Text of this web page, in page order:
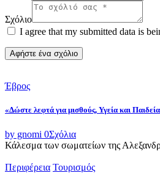
Σχόλιο
I agree that my submitted data is
Έβρος
«Δώστε λεφτά για μισθούς, Υγεία και
by gnomi 0Σχόλια
Κάλεσμα των σωματείων της
Περιφέρεια Τουρισμός